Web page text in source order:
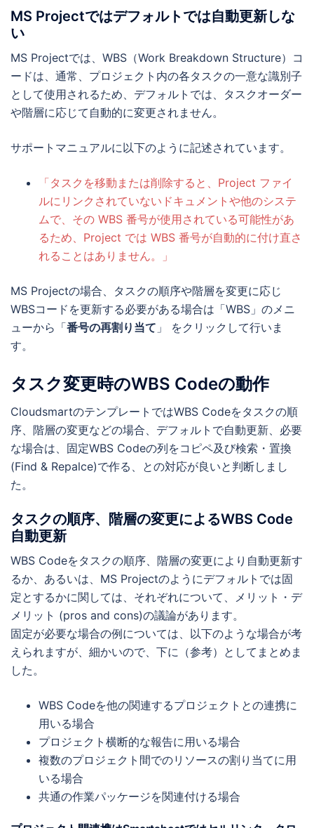
MS Projectではデフォルトでは自動更新しな
い
MS Projectでは、WBS（Work Breakdown Structure）コ
ードは、通常、プロジェクト内の各タスクの一意な識別子
として使用されるため、デフォルトでは、タスクオーダー
や階層に応じて自動的に変更されません。
サポートマニュアルに以下のように記述されています。
「タスクを移動または削除すると、Project ファイ
ルにリンクされていないドキュメントや他のシステ
ムで、その WBS 番号が使用されている可能性があ
るため、Project では WBS 番号が自動的に付け直さ
れることはありません。」
MS Projectの場合、タスクの順序や階層を変更に応じ
WBSコードを更新する必要がある場合は「WBS」のメニ
ューから「番号の再割り当て 」 をクリックして行いま
す。
タスク変更時のWBS Codeの動作
CloudsmartのテンプレートではWBS Codeをタスクの順
序、階層の変更などの場合、デフォルトで自動更新、必要
な場合は、固定WBS Codeの列をコピペ及び検索・置換
(Find & Repalce)で作る、との対応が良いと判断しまし
た。
タスクの順序、階層の変更によるWBS Code
自動更新
WBS Codeをタスクの順序、階層の変更により自動更新す
るか、あるいは、MS Projectのようにデフォルトでは固
定とするかに関しては、それぞれについて、メリット・デ
メリット (pros and cons)の議論があります。
固定が必要な場合の例については、以下のような場合が考
えられますが、細かいので、下に（参考）としてまとめま
した。
WBS Codeを他の関連するプロジェクトとの連携に
用いる場合
プロジェクト横断的な報告に用いる場合
複数のプロジェクト間でのリソースの割り当てに用
いる場合
共通の作業パッケージを関連付ける場合